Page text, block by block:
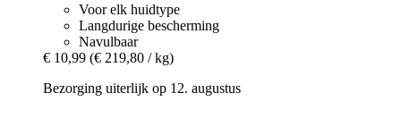
Voor elk huidtype
Langdurige bescherming
Navulbaar
€ 10,99 (€ 219,80 / kg)
Bezorging uiterlijk op 12. augustus